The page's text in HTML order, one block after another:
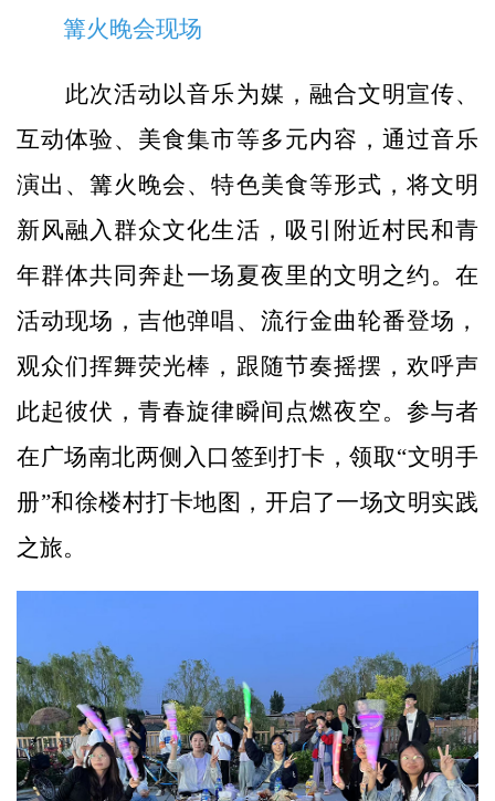
篝火晚会现场
此次活动以音乐为媒，融合文明宣传、
互动体验、美食集市等多元内容，通过音乐
演出、篝火晚会、特色美食等形式，将文明
新风融入群众文化生活，吸引附近村民和青
年群体共同奔赴一场夏夜里的文明之约。在
活动现场，吉他弹唱、流行金曲轮番登场，
观众们挥舞荧光棒，跟随节奏摇摆，欢呼声
此起彼伏，青春旋律瞬间点燃夜空。参与者
在广场南北两侧入口签到打卡，领取“文明手
册”和徐楼村打卡地图，开启了一场文明实践
之旅。